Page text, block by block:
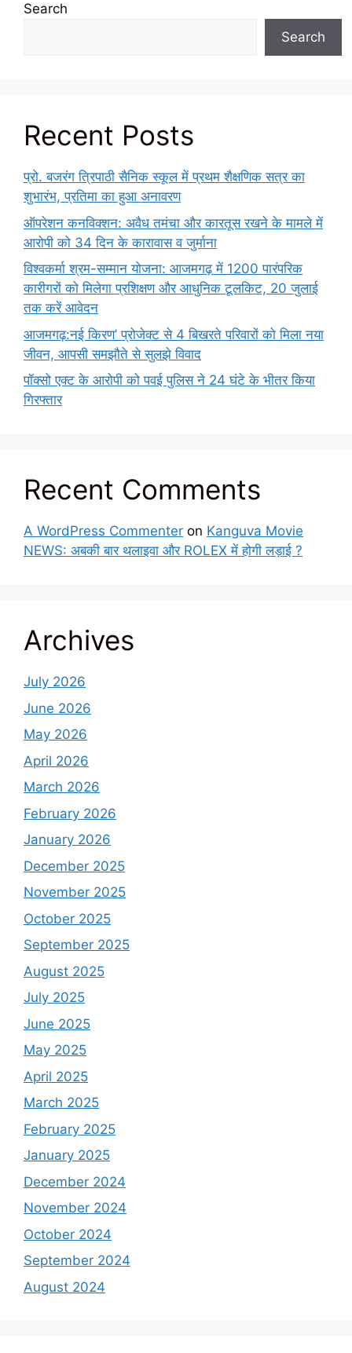
Search
Search
Recent Posts
प्रो. बजरंग त्रिपाठी सैनिक स्कूल में प्रथम शैक्षणिक सत्र का
शुभारंभ, प्रतिमा का हुआ अनावरण
ऑपरेशन कनविक्शन: अवैध तमंचा और कारतूस रखने के मामले में
आरोपी को 34 दिन के कारावास व जुर्माना
विश्वकर्मा श्रम-सम्मान योजना: आजमगढ़ में 1200 पारंपरिक
कारीगरों को मिलेगा प्रशिक्षण और आधुनिक टूलकिट, 20 जुलाई
तक करें आवेदन
आजमगढ़:नई किरण’ प्रोजेक्ट से 4 बिखरते परिवारों को मिला नया
जीवन, आपसी समझौते से सुलझे विवाद
पॉक्सो एक्ट के आरोपी को पवई पुलिस ने 24 घंटे के भीतर किया
गिरफ्तार
Recent Comments
A WordPress Commenter on Kanguva Movie
NEWS: अबकी बार थलाइवा और ROLEX में होगी लड़ाई ?
Archives
July 2026
June 2026
May 2026
April 2026
March 2026
February 2026
January 2026
December 2025
November 2025
October 2025
September 2025
August 2025
July 2025
June 2025
May 2025
April 2025
March 2025
February 2025
January 2025
December 2024
November 2024
October 2024
September 2024
August 2024